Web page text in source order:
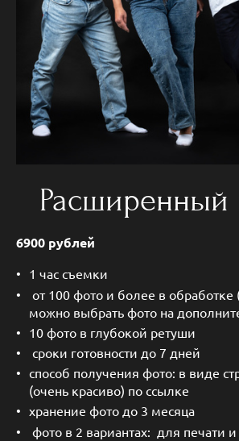
Расширенный
6900 рублей
1 час съемки
от 100 фото и более в обработке
можно выбрать фото на
10 фото в глубокой ретуши
сроки готовности до 7 дней
способ получения фото: в виде
(очень красиво) по ссылке
хранение фото до 3 месяца
фото в 2 вариантах: для печати и